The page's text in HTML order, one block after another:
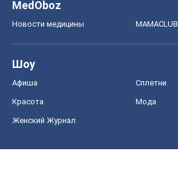
MedOboz
Новости медицины MAMACLUB
Шоу
Афиша Сплетни
Красота Мода
Женский Журнал